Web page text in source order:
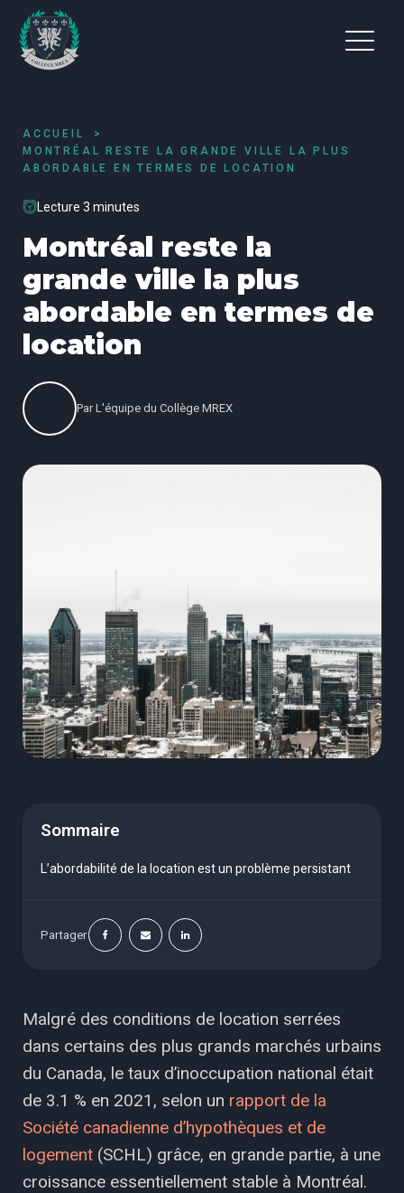
ACCUEIL
MONTRÉAL RESTE LA GRANDE VILLE LA PLUS
ABORDABLE EN TERMES DE LOCATION
Lecture 3 minutes
Montréal reste la
grande ville la plus
abordable en termes de
location
Par L'équipe du Collège MREX
Sommaire
L’abordabilité de la location est un problème persistant
Partager
Malgré des conditions de location serrées
dans certains des plus grands marchés urbains
du Canada, le taux d’inoccupation national était
de 3.1 % en 2021, selon un rapport de la
Société canadienne d’hypothèques et de
logement (SCHL) grâce, en grande partie, à une
croissance essentiellement stable à Montréal.